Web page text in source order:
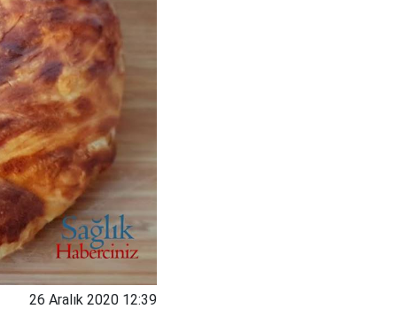
26 Aralık 2020 12:39